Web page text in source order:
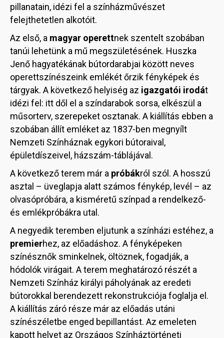
pillanatain, idézi fel a színházművészet
felejthetetlen alkotóit.
Az első, a magyar operettnek szentelt szobában
tanúi lehetünk a mű megszületésének. Huszka
Jenő hagyatékának bútordarabjai között neves
operettszínészeink emlékét őrzik fényképek és
tárgyak. A következő helyiség az igazgatói irodát
idézi fel: itt dől el a színdarabok sorsa, elkészül a
műsorterv, szerepeket osztanak. A kiállítás ebben a
szobában állít emléket az 1837-ben megnyílt
Nemzeti Színháznak egykori bútoraival,
épületdíszeivel, házszám-táblájával.
A következő terem már a próbákról szól. A hosszú
asztal – üveglapja alatt számos fénykép, levél – az
olvasópróbára, a kisméretű színpad a rendelkező-
és emlékpróbákra utal.
A negyedik teremben eljutunk a színházi estéhez, a
premierhez, az előadáshoz. A fényképeken
színésznők sminkelnek, öltöznek, fogadják, a
hódolók virágait. A terem meghatározó részét a
Nemzeti Színház királyi páholyának az eredeti
bútorokkal berendezett rekonstrukciója foglalja el.
A kiállítás záró része már az előadás utáni
színészéletbe enged bepillantást. Az emeleten
kapott helyet az Országos Színháztörténeti